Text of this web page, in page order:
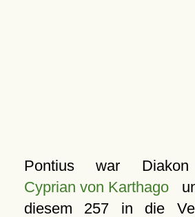
Pontius war
Cyprian von Karthago
diesem 257 in die